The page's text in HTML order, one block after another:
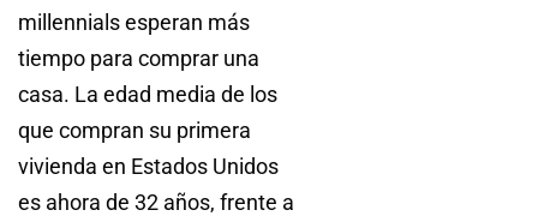
millennials esperan más
tiempo para comprar una
casa. La edad media de los
que compran su primera
vivienda en Estados Unidos
es ahora de 32 años, frente a